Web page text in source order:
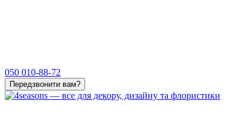
050 010-88-72
Передзвонити вам?